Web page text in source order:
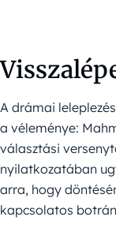
A drámai
a véleménye:
választási
nyilatkozatában
arra, hogy
kapcsolatos